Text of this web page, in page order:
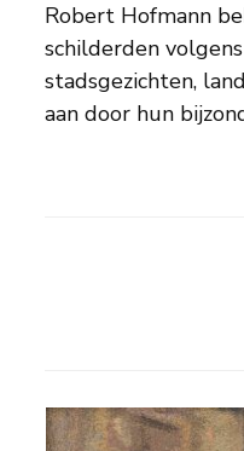
Robert Hofmann
schilderden
stadsgezichten,
aan door hun bijzondere
schilder wordt
leven is niet veel